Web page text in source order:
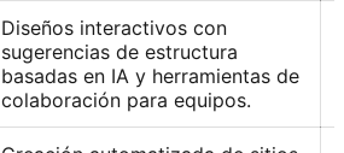
Diseños interactivos con
sugerencias de estructura
basadas en IA y herramientas de
colaboración para equipos.